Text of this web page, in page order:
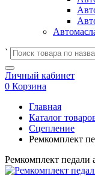
`
Личный кабинет
0 Корзина
Главная
Каталог
Сцепление
Ремкомплект
Ремкомплект педали